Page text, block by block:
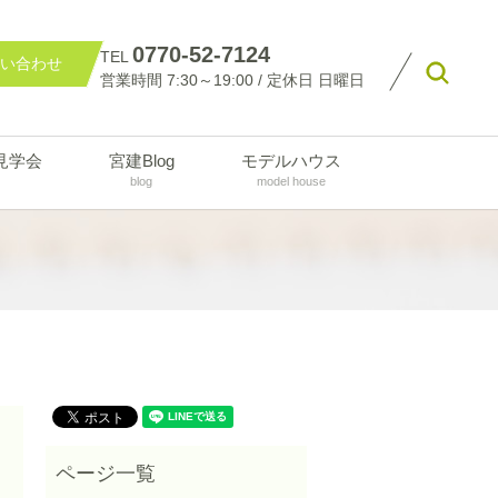
合わせ TEL 0770-52-7124
営業時間 7:30～19:00 / 定休日 日曜日
学会 宮建Blog
blog
モデルハウス
model house